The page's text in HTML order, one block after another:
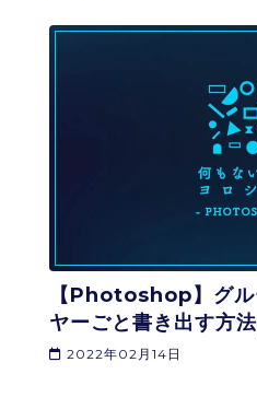
【Photoshop】グル
ヤーごと書き出す方
2022年02月14日